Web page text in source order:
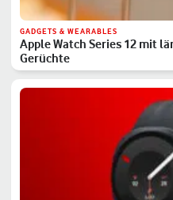
GADGETS & WEARABLES
Apple Watch Series 12 mit
Gerüchte